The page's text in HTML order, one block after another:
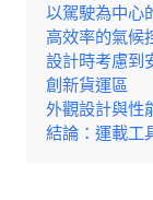
以駕駛為中心
高效率的氣候
設計時考慮到
創新貨運區
外觀設計與性
結論：運載工